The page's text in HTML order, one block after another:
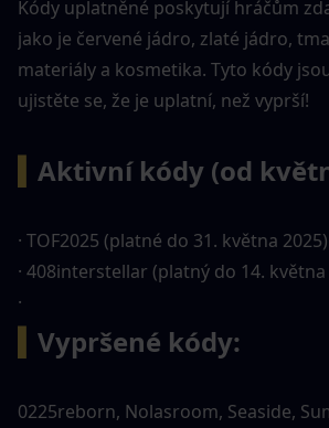
Kódy uplatněné poskytují hráčům
jako je červené jádro, zlaté jádro,
materiály a kosmetika. Tyto kódy
ujistěte se, že je uplatní, než vyprší!
Aktivní kódy (od
· TOF2025 (platné do 31. května 2025)
· 408interstellar (platný do 14. května
·
Vypršené kódy:
0225reborn, Nolasroom, Seaside,